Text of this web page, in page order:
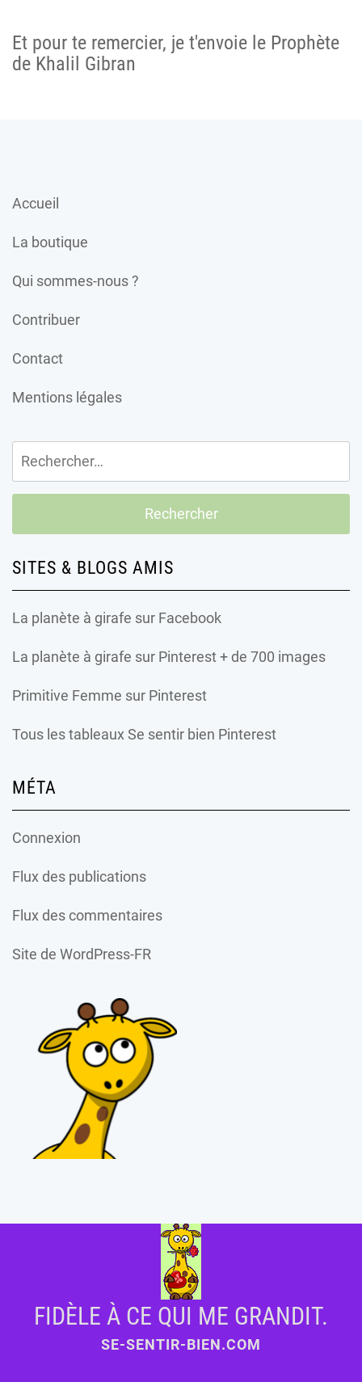
Et pour te remercier, je t'envoie le Prophète
de Khalil Gibran
Accueil
La boutique
Qui sommes-nous ?
Contribuer
Contact
Mentions légales
Rechercher :
SITES & BLOGS AMIS
La planète à girafe sur Facebook
La planète à girafe sur Pinterest + de 700 images
Primitive Femme sur Pinterest
Tous les tableaux Se sentir bien Pinterest
MÉTA
Connexion
Flux des publications
Flux des commentaires
Site de WordPress-FR
FIDÈLE À CE QUI ME GRANDIT.
SE-SENTIR-BIEN.COM